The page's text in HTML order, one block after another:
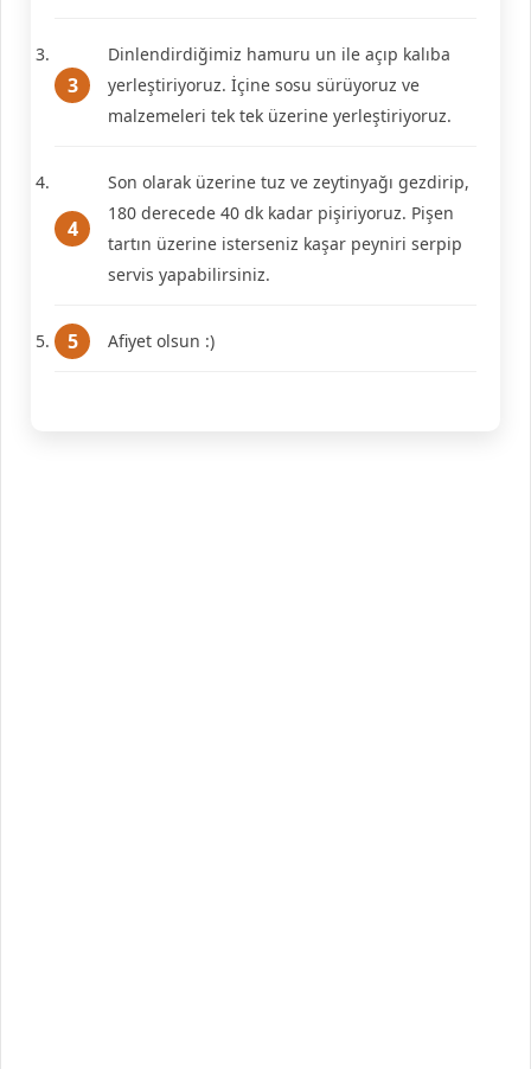
Dinlendirdiğimiz hamuru un ile açıp kalıba
yerleştiriyoruz. İçine sosu sürüyoruz ve
malzemeleri tek tek üzerine yerleştiriyoruz.
Son olarak üzerine tuz ve zeytinyağı gezdirip,
180 derecede 40 dk kadar pişiriyoruz. Pişen
tartın üzerine isterseniz kaşar peyniri serpip
servis yapabilirsiniz.
Afiyet olsun :)